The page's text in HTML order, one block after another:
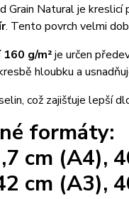
Grain Natural je kreslicí
. Tento povrch velmi
160 g/m²je určen
hloubku a
což zajišťuje lepší
formáty:
cm (A4),
cm (A3),